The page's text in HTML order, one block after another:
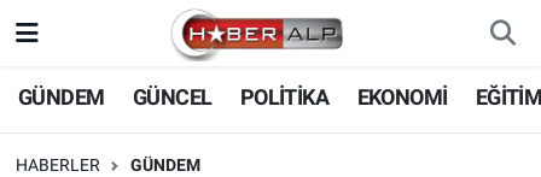
GÜNDEM GÜNCEL POLİTİKA EKONOMİ
HABERLER GÜNDEM
Nöbetçi Eczaneler
Hava Durumu